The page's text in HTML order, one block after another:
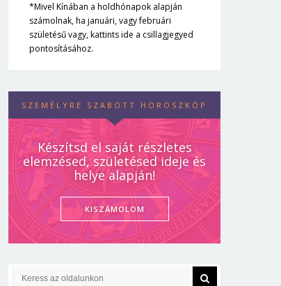
*Mivel Kínában a holdhónapok alapján
számolnak, ha januári, vagy februári
születésű vagy, kattints ide a csillagjegyed
pontosításához.
SZEMÉLYRE SZABOTT HOROSZKÓP
Készítsd el saját részletes
elemzésed, születésed ideje és
helye alapján!
KISZÁMOLOM